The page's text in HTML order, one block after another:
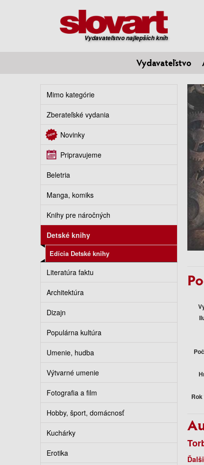
Vydavateľstvo najlepších kníh
Vydavateľstvo
Mimo kategórie
Zberateľské vydania
Novinky
Pripravujeme
Beletria
Manga, komiks
Knihy pre náročných
Detské knihy
Edícia Detské knihy
Literatúra faktu
Architektúra
Dizajn
Populárna kultúra
Umenie, hudba
Výtvarné umenie
Fotografia a film
Hobby, šport, domácnosť
Kuchárky
Erotika